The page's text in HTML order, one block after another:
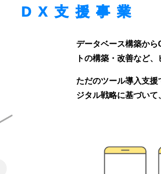
DX支援事業
データベース構築か
トの構築・改善など
ただのツール導入支
ジタル戦略に基づいて